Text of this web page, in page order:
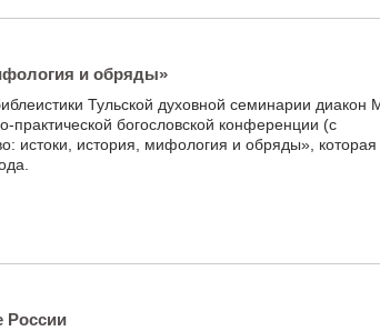
и обряды»
Тульской духовной семинарии диакон
практической богословской конференции (с
истоки, история, мифология и обряды»,
России